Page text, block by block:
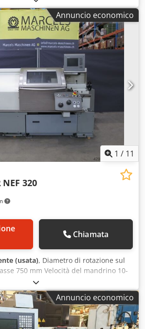
Plus Anno di costruzione: 2000 Ore
Diametro max di tornitura sopra
max di tornitura sopra slitta: 150
di tornitura tra le punte: 750 mm
50 mm Motore: 9 kW Velocità di
giri/min Mandrino Rota-S Plus
portautensili Chsdpeyh Hg Nsfx Ab
e accessori Macchina sotto tensione
Annuncio economico
1 / 11
NEF 320
Chiamata
(usata), Diametro di rotazione sul
750 mm Velocità del mandrino 10-
numerico: HEIDENHAIN Manual
MACCHINE CH Chjdpfx Abjud
Annuncio economico